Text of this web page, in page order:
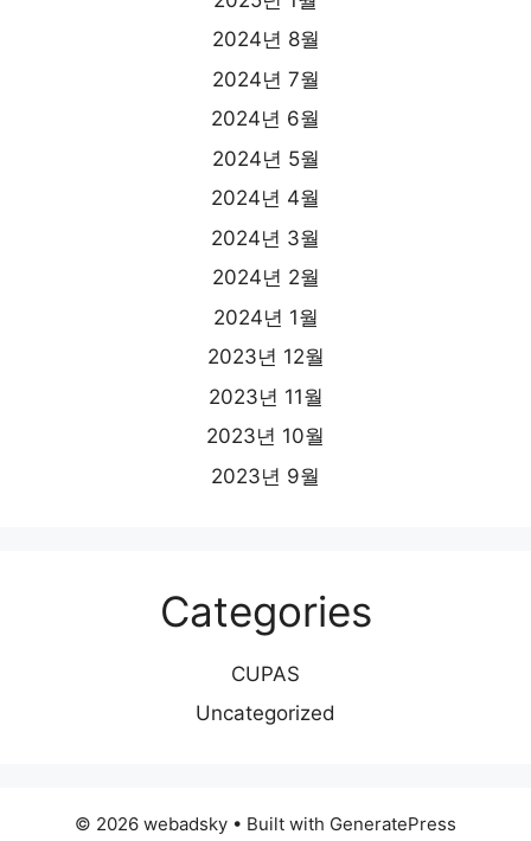
2024년 8월
2024년 7월
2024년 6월
2024년 5월
2024년 4월
2024년 3월
2024년 2월
2024년 1월
2023년 12월
2023년 11월
2023년 10월
2023년 9월
Categories
CUPAS
Uncategorized
© 2026 webadsky • Built with GeneratePress